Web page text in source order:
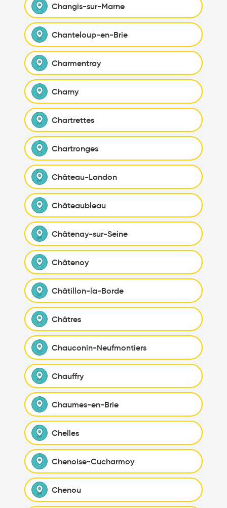
Changis-sur-Marne
Chanteloup-en-Brie
Charmentray
Charny
Chartrettes
Chartronges
Château-Landon
Châteaubleau
Châtenay-sur-Seine
Châtenoy
Châtillon-la-Borde
Châtres
Chauconin-Neufmontiers
Chauffry
Chaumes-en-Brie
Chelles
Chenoise-Cucharmoy
Chenou